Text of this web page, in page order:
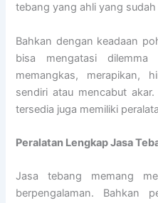
tebang yang ahli yang
Bahkan dengan keadaan
bisa mengatasi
memangkas, merapikan,
sendiri atau mencabut
tersedia juga memiliki
Peralatan Lengkap Jasa
Jasa tebang memang
berpengalaman. Bahkan